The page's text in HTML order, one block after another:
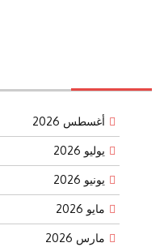
أغسطس 2026
يوليو 2026
يونيو 2026
مايو 2026
مارس 2026